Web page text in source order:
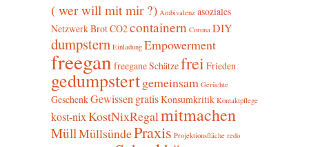
( wer will mit mir ?) Ambivalenz asoziales
NetzwerkBrotCO2containern Corona DIY
dumpstern Einladung Empowerment
freegan freegane Schätzefrei Frieden
gedumpstertgemeinsam Gerüchte
GeschenkGewissengratisKonsumkritik Kontaktpflege
kost-nixKostNixRegalmitmachen
MüllMüllsündePraxis Projektionsfläche redo